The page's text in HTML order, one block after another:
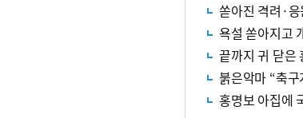
쏟아진 격려·
욕설 쏟아지고
끝까지 귀 닫은
붉은악마 “축
홍명보 아집에